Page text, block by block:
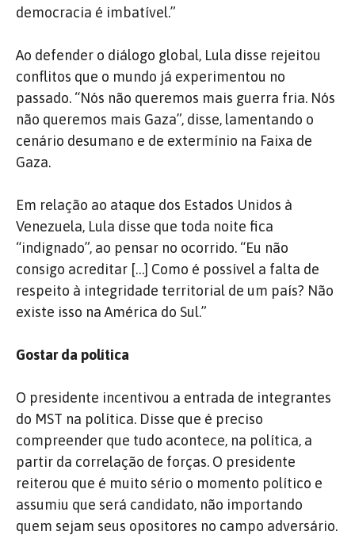
democracia é imbatível.”
Ao defender o diálogo global, Lula disse rejeitou
conflitos que o mundo já experimentou no
passado. “Nós não queremos mais guerra fria. Nós
não queremos mais Gaza”, disse, lamentando o
cenário desumano e de extermínio na Faixa de
Gaza.
Em relação ao ataque dos Estados Unidos à
Venezuela, Lula disse que toda noite fica
“indignado”, ao pensar no ocorrido. “Eu não
consigo acreditar […] Como é possível a falta de
respeito à integridade territorial de um país? Não
existe isso na América do Sul.”
Gostar da política
O presidente incentivou a entrada de integrantes
do MST na política. Disse que é preciso
compreender que tudo acontece, na política, a
partir da correlação de forças. O presidente
reiterou que é muito sério o momento político e
assumiu que será candidato, não importando
quem sejam seus opositores no campo adversário.